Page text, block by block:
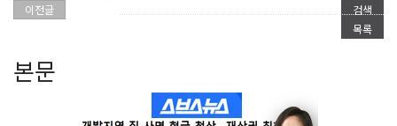
이전글
검색
목록
본문